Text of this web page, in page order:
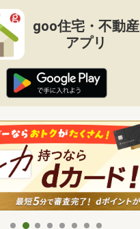
goo住宅・不動産
アプリ